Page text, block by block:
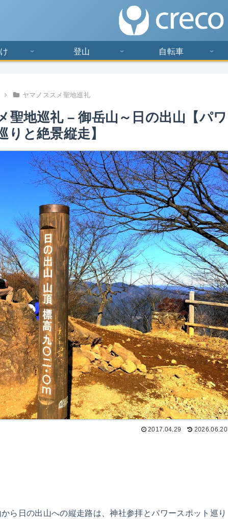
登山 自転車
ヤマノススメ聖地巡礼
聖地巡礼 – 御岳山～日の出山【パワ
りと絶景縦走】
2017.04.29 2026.06.20
ら日の出山への縦走路は、神社参拝とパワースポット巡り